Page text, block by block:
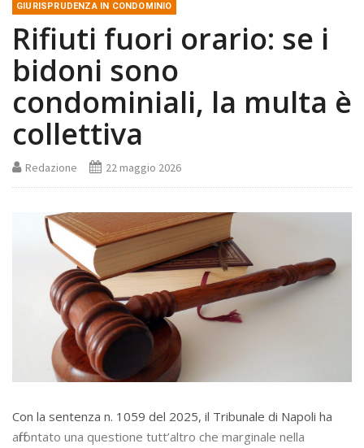
GIURISPRUDENZA IN CONDOMINIO
Rifiuti fuori orario: se i
bidoni sono
condominiali, la multa è
collettiva
Redazione 22 maggio 2026
Con la sentenza n. 1059 del 2025, il Tribunale di Napoli ha
affrontato una questione tutt’altro che marginale nella